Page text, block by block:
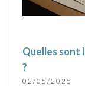
Quelles sont
?
02/05/2025